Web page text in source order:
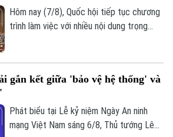
Hôm nay (7/8), Quốc hội tiếp tục chương
trình làm việc với nhiều nội dung trọng
được kỳ vọng tháo gỡ điểm nghẽn về thể
đẩy các đô thị phát triển nhanh, bền
vững.
gắn kết giữa 'bảo vệ hệ thống' và
Phát biểu tại Lễ kỷ niệm Ngày An ninh
mạng Việt Nam sáng 6/8, Thủ tướng Lê